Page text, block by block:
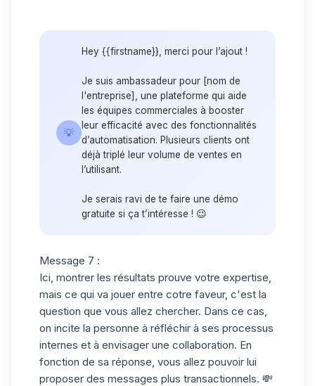
💡
Hey {{firstname}}, merci pour l’ajout !
Je suis ambassadeur pour [nom de
l'entreprise], une plateforme qui aide
les équipes commerciales à booster
leur efficacité avec des fonctionnalités
d’automatisation. Plusieurs clients ont
déjà triplé leur volume de ventes en
l’utilisant.
Je serais ravi de te faire une démo
gratuite si ça t’intéresse ! 😉
Message 7 :
Ici, montrer les résultats prouve votre expertise,
mais ce qui va jouer entre cotre faveur, c'est la
question que vous allez chercher. Dans ce cas,
on incite la personne à réfléchir à ses processus
internes et à envisager une collaboration. En
fonction de sa réponse, vous allez pouvoir lui
proposer des messages plus transactionnels. 💸